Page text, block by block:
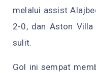
melalui assist
2-0, dan Aston
sulit.
Gol ini sempat